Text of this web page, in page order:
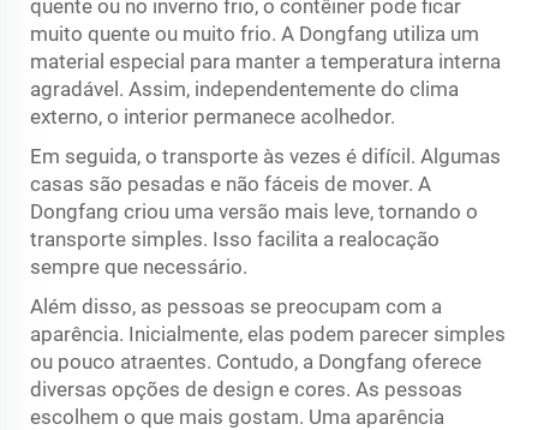
quente ou no inverno frio, o contêiner pode ficar
muito quente ou muito frio. A Dongfang utiliza um
material especial para manter a temperatura interna
agradável. Assim, independentemente do clima
externo, o interior permanece acolhedor.
Em seguida, o transporte às vezes é difícil. Algumas
casas são pesadas e não fáceis de mover. A
Dongfang criou uma versão mais leve, tornando o
transporte simples. Isso facilita a realocação
sempre que necessário.
Além disso, as pessoas se preocupam com a
aparência. Inicialmente, elas podem parecer simples
ou pouco atraentes. Contudo, a Dongfang oferece
diversas opções de design e cores. As pessoas
escolhem o que mais gostam. Uma aparência